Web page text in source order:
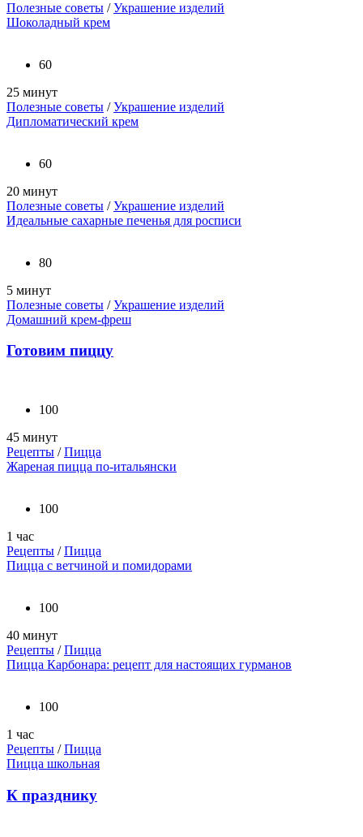
Полезные советы /Украшение изделий
Шоколадный крем
60
25 минут
Полезные советы /Украшение изделий
Дипломатический крем
60
20 минут
Полезные советы /Украшение изделий
Идеальные сахарные печенья для росписи
80
5 минут
Полезные советы /Украшение изделий
Домашний крем-фреш
Готовим пиццу
100
45 минут
Рецепты /Пицца
Жареная пицца по-итальянски
100
1 час
Рецепты /Пицца
Пицца с ветчиной и помидорами
100
40 минут
Рецепты /Пицца
Пицца Карбонара: рецепт для настоящих гурманов
100
1 час
Рецепты /Пицца
Пицца школьная
К празднику